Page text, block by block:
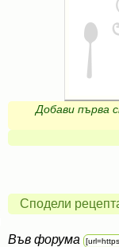
Добави първа
Сподели
Във форума